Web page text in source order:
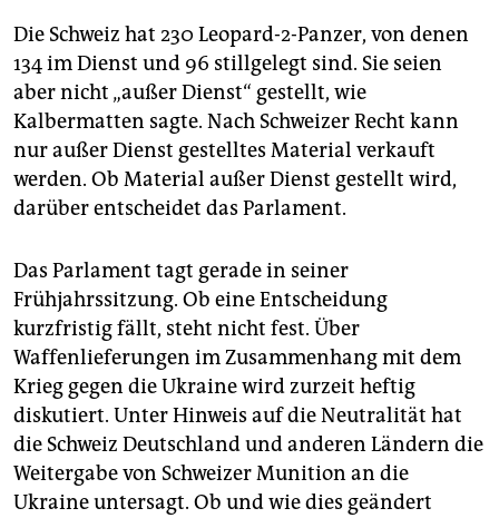
Die Schweiz hat 230 Leopard-2-Panzer, von denen
134 im Dienst und 96 stillgelegt sind. Sie seien
aber nicht „außer Dienst“ gestellt, wie
Kalbermatten sagte. Nach Schweizer Recht kann
nur außer Dienst gestelltes Material verkauft
werden. Ob Material außer Dienst gestellt wird,
darüber entscheidet das Parlament.
Das Parlament tagt gerade in seiner
Frühjahrssitzung. Ob eine Entscheidung
kurzfristig fällt, steht nicht fest. Über
Waffenlieferungen im Zusammenhang mit dem
Krieg gegen die Ukraine wird zurzeit heftig
diskutiert. Unter Hinweis auf die Neutralität hat
die Schweiz Deutschland und anderen Ländern die
Weitergabe von Schweizer Munition an die
Ukraine untersagt. Ob und wie dies geändert